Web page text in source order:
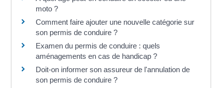
moto ?
Comment faire ajouter une nouvelle catégorie sur
son permis de conduire ?
Examen du permis de conduire : quels
aménagements en cas de handicap ?
Doit-on informer son assureur de l'annulation de
son permis de conduire ?